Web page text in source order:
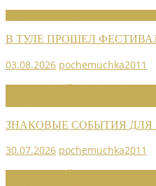
В ТУЛЕ ПРОШЕЛ
03.08.2026 pochemuchka2011
ЗНАКОВЫЕ СОБЫТИЯ ДЛЯ
30.07.2026 pochemuchka2011